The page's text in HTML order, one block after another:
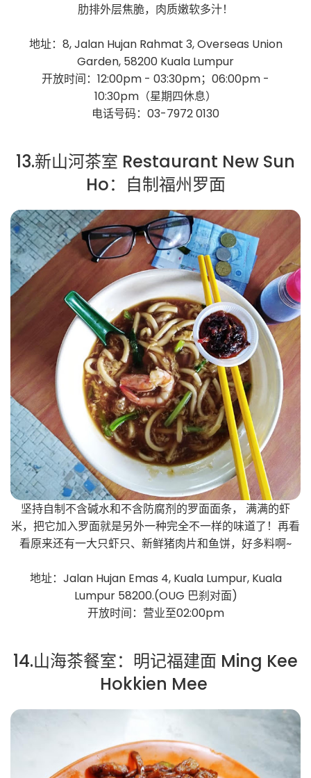
肋排外层焦脆，肉质嫩软多汁！
地址：8, Jalan Hujan Rahmat 3, Overseas Union
Garden, 58200 Kuala Lumpur
开放时间：12:00pm - 03:30pm；06:00pm -
10:30pm（星期四休息）
电话号码：03-7972 0130
13.新山河茶室 Restaurant New Sun
Ho：自制福州罗面
坚持自制不含碱水和不含防腐剂的罗面面条， 满满的虾
米，把它加入罗面就是另外一种完全不一样的味道了！再看
看原来还有一大只虾只、新鲜猪肉片和鱼饼，好多料啊~
地址：Jalan Hujan Emas 4, Kuala Lumpur, Kuala
Lumpur 58200.(OUG 巴刹对面)
开放时间：营业至02:00pm
14.山海茶餐室：明记福建面 Ming Kee
Hokkien Mee